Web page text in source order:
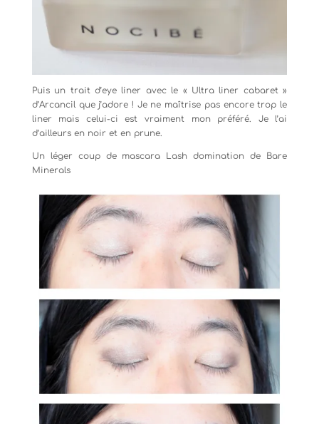
Puis un trait d’eye liner avec le « Ultra liner cabaret »
d’Arcancil que j’adore ! Je ne maîtrise pas encore trop le
liner mais celui-ci est vraiment mon préféré. Je l’ai
d’ailleurs en noir et en prune.
Un léger coup de mascara Lash domination de Bare
Minerals